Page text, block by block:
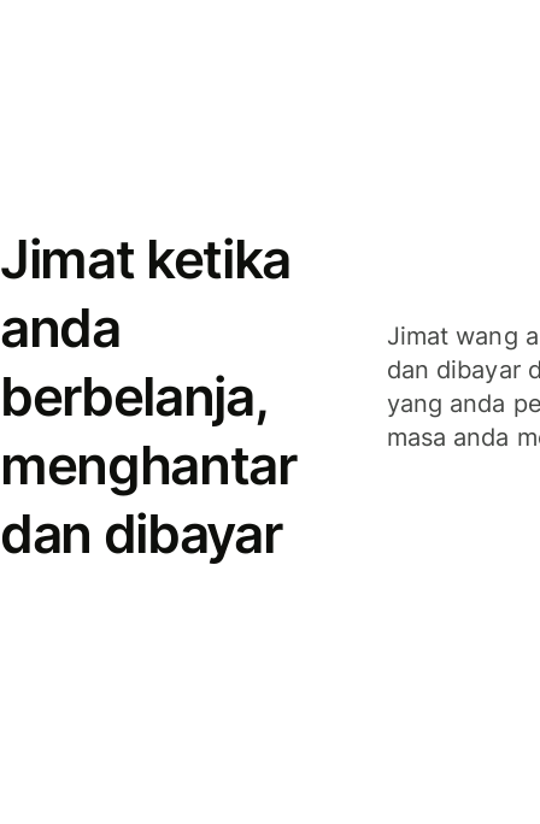
Jimat ketika
anda
berbelanja,
menghantar
dan dibayar
Jimat wang
dan dibayar
yang anda
masa anda